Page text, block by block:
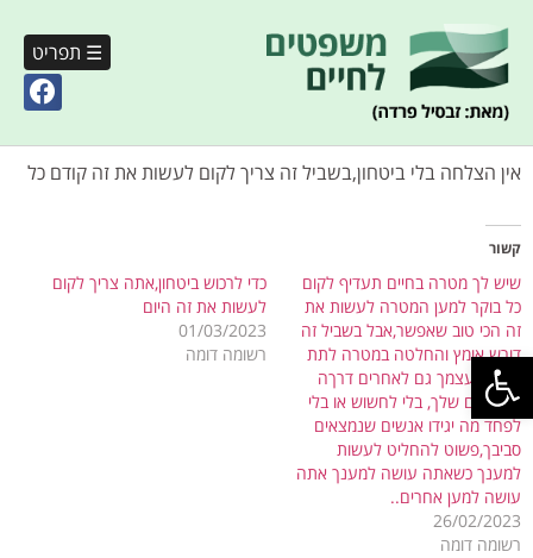
פתח סרגל נגישות
☰ תפריט
אין הצלחה בלי ביטחון,בשביל זה צריך לקום לעשות את זה קודם כל
קשור
שיש לך מטרה בחיים תעדיף לקום
כל בוקר למען המטרה לעשות את
זה הכי טוב שאפשר,אבל בשביל זה
דורש אומץ והחלטה במטרה לתת
אושר לעצמך גם לאחרים דרךה
המעשים שלך, בלי לחשוש או בלי
לפחד מה יגידו אנשים שנמצאים
סביבך,פשוט להחליט לעשות
למענך כשאתה עושה למענך אתה
עושה למען אחרים..
26/02/2023
רשומה דומה
כדי לרכוש ביטחון,אתה צריך לקום
לעשות את זה היום
01/03/2023
רשומה דומה